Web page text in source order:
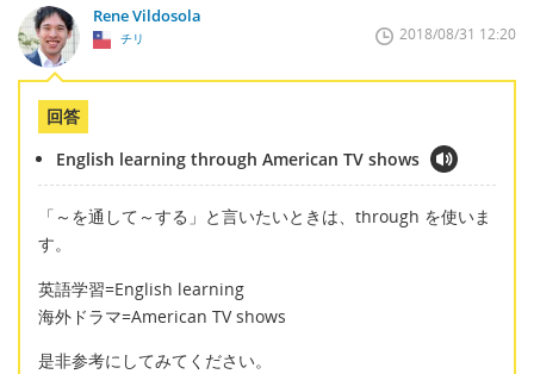
Rene Vildosola
チリ 2018/08/31 12:20
回答
English learning through American TV shows
「～を通して～する」と言いたいときは、through を使いま
す。
英語学習=English learning
海外ドラマ=American TV shows
是非参考にしてみてください。